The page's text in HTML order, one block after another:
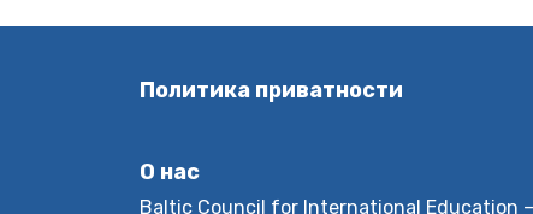
Политика приватности
О нас
Baltic Council for International Education